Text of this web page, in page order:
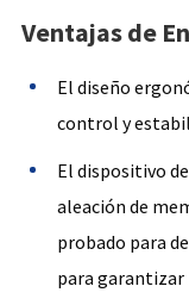
Ventajas de
El diseño
control y
El dispositivo
aleación de
probado para
para garantizar